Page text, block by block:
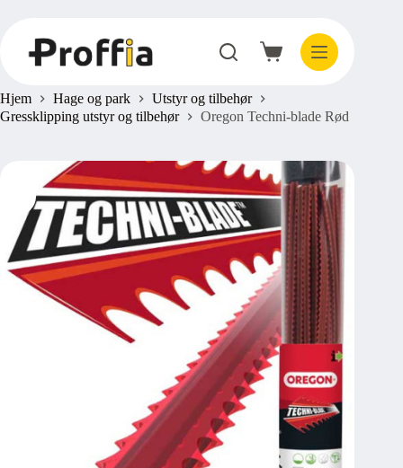
innholdet
Handlekurv
Hjem Hage og park
Utstyr og tilbehør
Gressklipping utstyr og tilbehør
Oregon Techni-blade Rød